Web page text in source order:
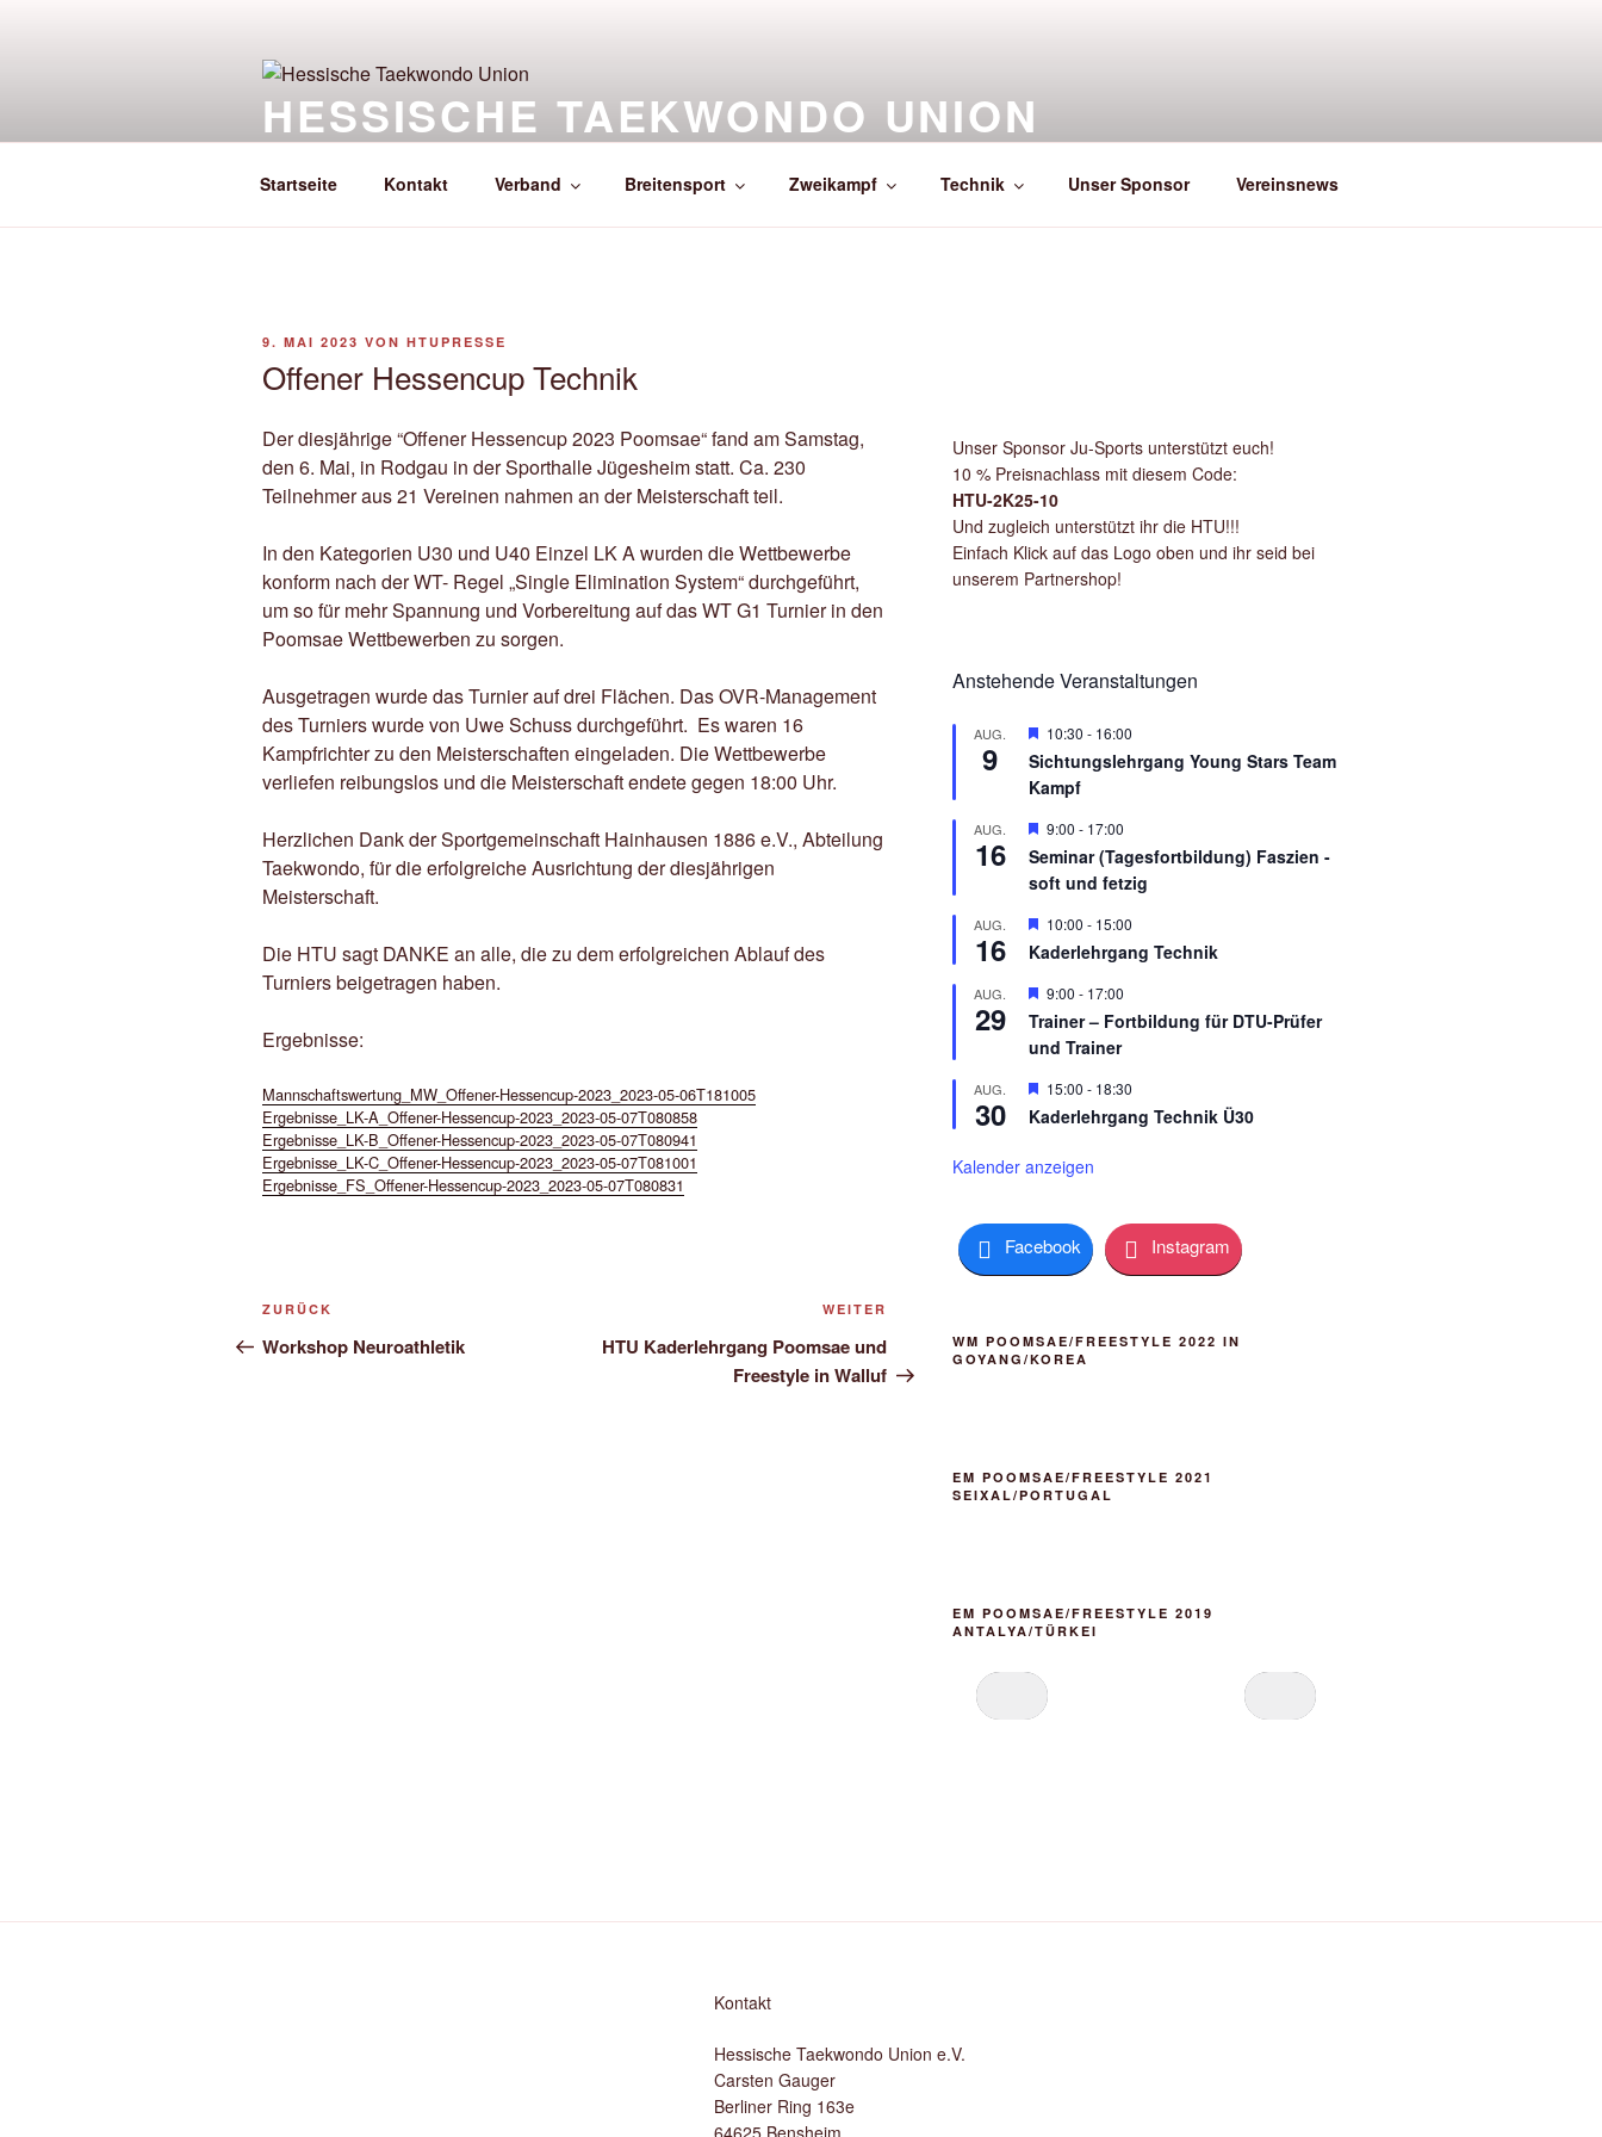
HESSISCHE TAEKWONDO UNION
Startseite Kontakt Verband Breitensport Zweikampf Technik Unser Sponsor Vereinsnews
VERÖFFENTLICHT
9. MAI 2023 VON HTUPRESSE
Offener Hessencup Technik
Der diesjährige “Offener Hessencup 2023 Poomsae“ fand am Samstag,
den 6. Mai, in Rodgau in der Sporthalle Jügesheim statt. Ca. 230
Teilnehmer aus 21 Vereinen nahmen an der Meisterschaft teil.
In den Kategorien U30 und U40 Einzel LK A wurden die Wettbewerbe
konform nach der WT- Regel „Single Elimination System“ durchgeführt,
um so für mehr Spannung und Vorbereitung auf das WT G1 Turnier in den
Poomsae Wettbewerben zu sorgen.
Ausgetragen wurde das Turnier auf drei Flächen. Das OVR-Management
des Turniers wurde von Uwe Schuss durchgeführt. Es waren 16
Kampfrichter zu den Meisterschaften eingeladen. Die Wettbewerbe
verliefen reibungslos und die Meisterschaft endete gegen 18:00 Uhr.
Herzlichen Dank der Sportgemeinschaft Hainhausen 1886 e.V., Abteilung
Taekwondo, für die erfolgreiche Ausrichtung der diesjährigen
Meisterschaft.
Die HTU sagt DANKE an alle, die zu dem erfolgreichen Ablauf des
Turniers beigetragen haben.
Ergebnisse:
Mannschaftswertung_MW_Offener-Hessencup-2023_2023-05-06T181005
Ergebnisse_LK-A_Offener-Hessencup-2023_2023-05-07T080858
Ergebnisse_LK-B_Offener-Hessencup-2023_2023-05-07T080941
Ergebnisse_LK-C_Offener-Hessencup-2023_2023-05-07T081001
Ergebnisse_FS_Offener-Hessencup-2023_2023-05-07T080831
Beitragsnavigation
Vorheriger
Beitrag
ZURÜCK
Workshop Neuroathletik
Beitrag
WEITER
HTU Kaderlehrgang Poomsae und
Freestyle in Walluf
Unser Sponsor Ju-Sports unterstützt euch!
10 % Preisnachlass mit diesem Code:
HTU-2K25-10
Und zugleich unterstützt ihr die HTU!!!
Einfach Klick auf das Logo oben und ihr seid bei
unserem Partnershop!
Anstehende Veranstaltungen
AUG.
9
H
r
v
r
e
h
b
n
10:30 - 16:00
Sichtungslehrgang Young Stars Team
Kampf
AUG.
16
H
r
v
r
e
o
b
n
9:00 - 17:00
Seminar (Tagesfortbildung) Faszien -
soft und fetzig
AUG.
16
H
r
o
r
e
o
b
10:00 - 15:00
Kaderlehrgang Technik
AUG.
29
H
r
v
r
e
o
n
9:00 - 17:00
Trainer – Fortbildung für DTU-Prüfer
und Trainer
AUG.
30
H
r
o
e
h
o
b
15:00 - 18:30
Kaderlehrgang Technik Ü30
Kalender anzeigen
Facebook Instagram
WM POOMSAE/FREESTYLE 2022 IN
GOYANG/KOREA
EM POOMSAE/FREESTYLE 2021
SEIXAL/PORTUGAL
EM POOMSAE/FREESTYLE 2019
ANTALYA/TÜRKEI
Kontakt
Hessische Taekwondo Union e.V.
Carsten Gauger
Berliner Ring 163e
64625 Bensheim